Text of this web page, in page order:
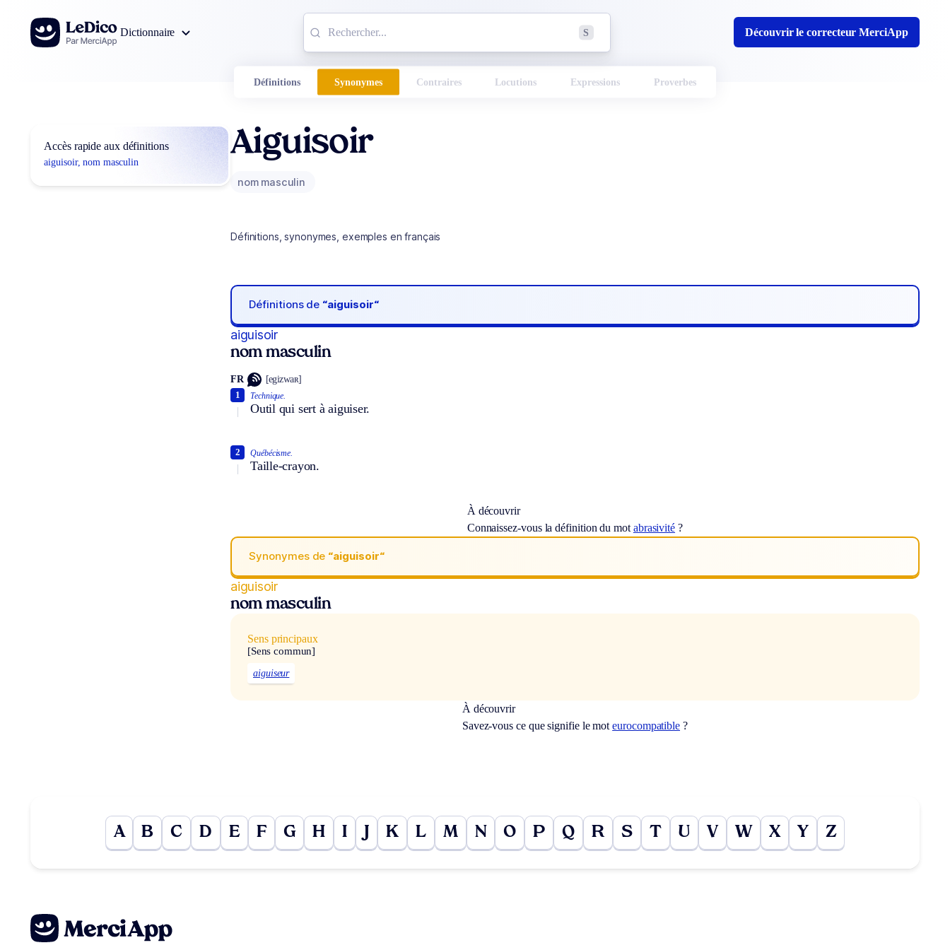
Aller au contenu
Dictionnaire
S Découvrir le correcteur MerciApp
Définitions Synonymes Contraires Locutions Expressions Proverbes
Accès rapide aux définitions
aiguisoir, nom masculin
Aiguisoir
nom masculin
Définitions, synonymes, exemples en français
Définitions de “aiguisoir“
aiguisoir
nom masculin
FR [egizwaʀ]
Technique.
Outil qui sert à aiguiser.
1
Québécisme.
Taille-crayon.
2
À découvrir
Connaissez-vous la définition du mot abrasivité ?
Synonymes de “aiguisoir“
aiguisoir
nom masculin
Sens principaux
[Sens commun]
aiguiseur
À découvrir
Savez-vous ce que signifie le moteurocompatible ?
A B C D E F G H I J K L M N O P Q R S T U V W X Y Z